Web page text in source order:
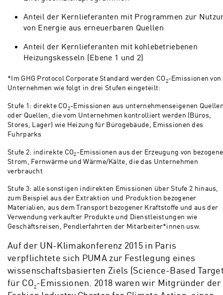
Anteil der Kernlieferanten mit Programmen zur
von Energie aus erneuerbaren Quellen
Anteil der Kernlieferanten mit kohlebetriebenen
Heizungskesseln (Ebene 1 und 2)
*Im GHG Protocol Corporate Standard werden CO2-Emissionen von
Unternehmen wie folgt in drei Stufen eingeteilt:
Stufe 1: direkte CO2-Emissionen aus unternehmenseigenen
oder Quellen, die vom Unternehmen kontrolliert werden (Büros,
Stores, Lager) wie Heizung für Bürogebäude, Emissionen des
Fuhrparks
Stufe 2: indirekte CO2-Emissionen aus der Erzeugung von
Strom, Fernwärme und Wärme/Kälte, die das Unternehmen
verbraucht
Stufe 3: alle sonstigen indirekten Emissionen über Stufe 2 hinaus,
zum Beispiel aus der Extraktion und Produktion bezogener
Materialien, aus dem Transport bezogener Kraftstoffe und aus der
Verwendung verkaufter Produkte und Dienstleistungen wie
Geschäftsreisen, Pendlerfahrten der Mitarbeiter*innen usw.
Auf der UN-Klimakonferenz 2015 in Paris
verpflichtete sich PUMA zur Festlegung eines
wissenschaftsbasierten Ziels (Science-Based
für CO2-Emissionen. 2018 waren wir Mitgründer der